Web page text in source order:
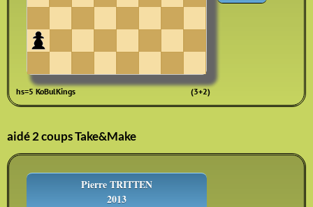
hs=5 KoBulKings (3+2)
aidé 2 coups Take&Make
Pierre TRITTEN
2013